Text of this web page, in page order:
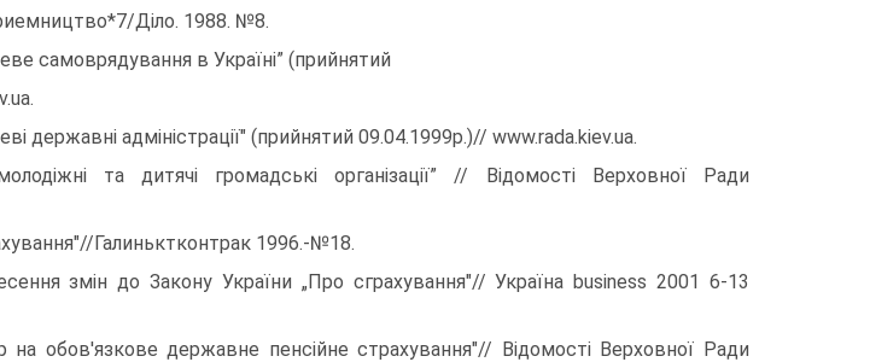
Діло. 1988. №8.
самоврядування в Україні” (прийнятий
державні адміністрації" (прийнятий 09.04.1999р.)// www.rada.kiev.ua.
та дитячі громадські організації” // Відомості Верховної Ради
Галиньктконтрак 1996.-№18.
змін до Закону України „Про сграхування"// Україна business 2001 6-13
на обов'язкове державне пенсійне страхування"// Відомості Верховної Ради